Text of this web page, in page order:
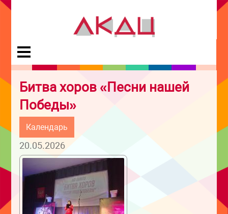
Битва хоров «Песни нашей
Победы»
Календарь
20.05.2026